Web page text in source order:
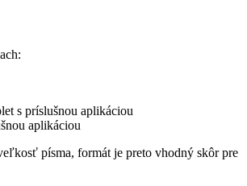
s príslušnou aplikáciou
aplikáciou
písma, formát je preto vhodný skôr pre